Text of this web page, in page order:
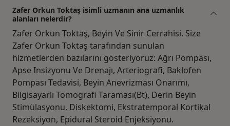
Zafer Orkun Toktaş isimli uzmanın ana uzmanlık
alanları nelerdir?
Zafer Orkun Toktaş, Beyin Ve Sinir Cerrahisi. Size
Zafer Orkun Toktaş tarafından sunulan
hizmetlerden bazılarını gösteriyoruz: Ağrı Pompası,
Apse Insizyonu Ve Drenajı, Arteriografi, Baklofen
Pompası Tedavisi, Beyin Anevrizması Onarımı,
Bilgisayarlı Tomografi Taraması(Bt), Derin Beyin
Stimülasyonu, Diskektomi, Ekstratemporal Kortikal
Rezeksiyon, Epidural Steroid Enjeksiyonu.